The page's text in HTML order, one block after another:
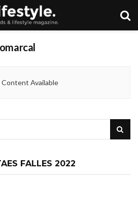
Content Available
FALLES 2022